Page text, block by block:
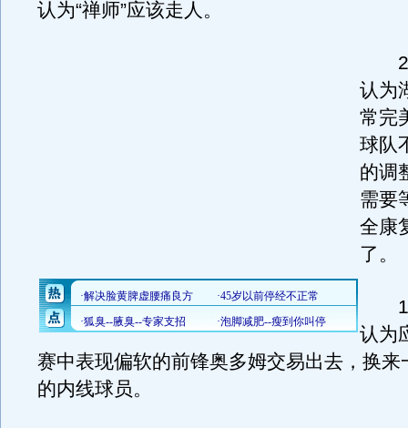
认为“禅师”应该走人。
认为
常完
球队
的调
需要
全康
了。
认为
赛中表现偏软的前锋奥多姆交易出去，换来
的内线球员。